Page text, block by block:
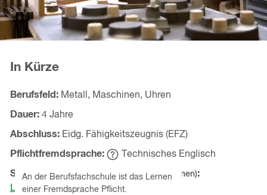
In Kürze
Berufsfeld
Metall, Maschinen, Uhren
Dauer 4 Jahre
Abschluss
Eidg. Fähigkeitszeugnis (EFZ)
Pflichtfremdsprache
Hinweistext
An der Berufsfachschule ist das Lernen
einer Fremdsprache Pflicht.
Technisches Englisch
Schnupperlehren(in angrenzenden Kantonen)
Lehrbetriebe ansehen